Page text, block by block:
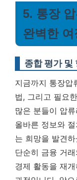
5. 통장
완벽한 여
종합 평가 및
지금까지 통장압
법, 그리고 필요
많은 분들이 압
올바른 정보와
는 희망을 발견
단순히 금융 거
경제 활동을 재